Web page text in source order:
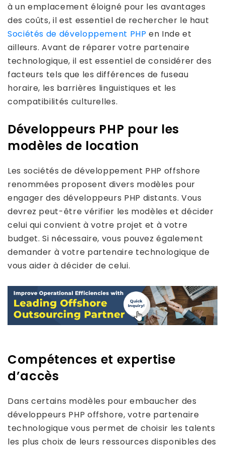
à un emplacement éloigné pour les avantages
des coûts, il est essentiel de rechercher le haut
Sociétés de développement PHPen Inde et
ailleurs. Avant de réparer votre partenaire
technologique, il est essentiel de considérer des
facteurs tels que les différences de fuseau
horaire, les barrières linguistiques et les
compatibilités culturelles.
Développeurs PHP pour les
modèles de location
Les sociétés de développement PHP offshore
renommées proposent divers modèles pour
engager des développeurs PHP distants. Vous
devrez peut-être vérifier les modèles et décider
celui qui convient à votre projet et à votre
budget. Si nécessaire, vous pouvez également
demander à votre partenaire technologique de
vous aider à décider de celui.
Compétences et expertise
d’accès
Dans certains modèles pour embaucher des
développeurs PHP offshore, votre partenaire
technologique vous permet de choisir les talents
les plus choix de leurs ressources disponibles des